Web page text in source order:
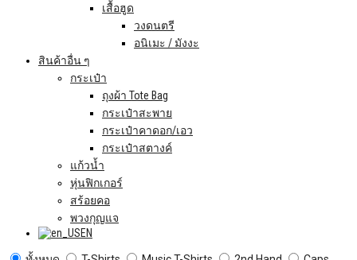
เสื้อฮูด
วงดนตรี
อนิเมะ / มังงะ
สินค้าอื่น ๆ
กระเป๋า
ถุงผ้า Tote Bag
กระเป๋าสะพาย
กระเป๋าคาดอก/เอว
กระเป๋าสตางค์
แก้วน้ำ
หุ่นฟิกเกอร์
สร้อยคอ
พวงกุญแจ
EN